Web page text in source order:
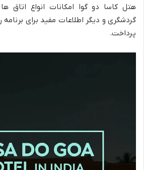
هتل کاسا دو گوا امکانات انواع اتاق
گردشگری و دیگر اطلاعات مفید برای
پرداخت.